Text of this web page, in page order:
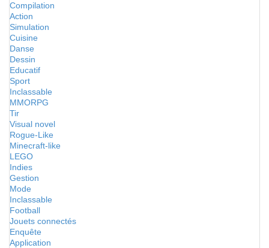
Compilation
Action
Simulation
Cuisine
Danse
Dessin
Educatif
Sport
Inclassable
MMORPG
Tir
Visual novel
Rogue-Like
Minecraft-like
LEGO
Indies
Gestion
Mode
Inclassable
Football
Jouets connectés
Enquête
Application